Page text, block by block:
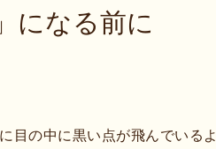
になる前に
目の中に黒い点が飛んでいる